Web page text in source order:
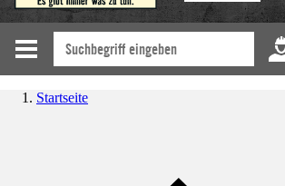
Startseite